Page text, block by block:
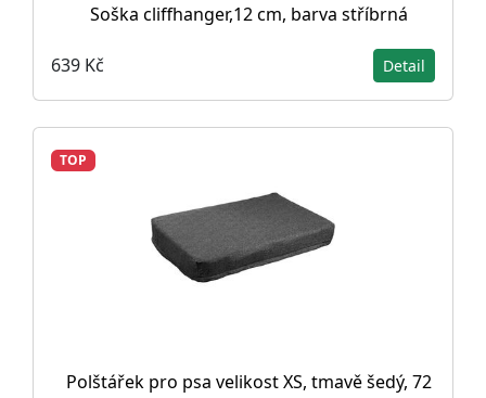
Soška cliffhanger,12 cm, barva stříbrná
639 Kč Detail
TOP
Polštářek pro psa velikost XS, tmavě šedý, 72